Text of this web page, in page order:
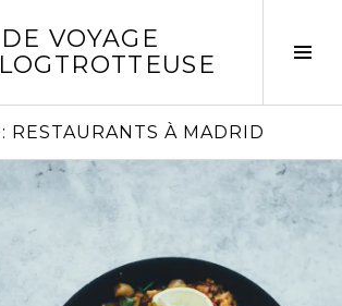
VOYAGE
RESTAURANTS À MADRID